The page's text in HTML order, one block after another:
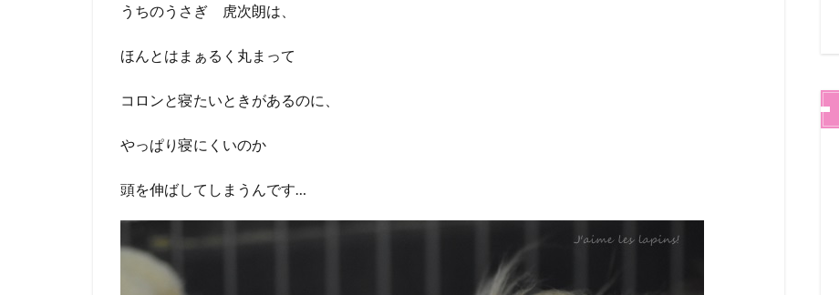
うちのうさぎ 虎次朗は、
ほんとはまぁるく丸まって
コロンと寝たいときがあるのに、
やっぱり寝にくいのか
頭を伸ばしてしまうんです…